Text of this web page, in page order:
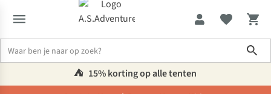
⛺️ 15% korting op alle tenten